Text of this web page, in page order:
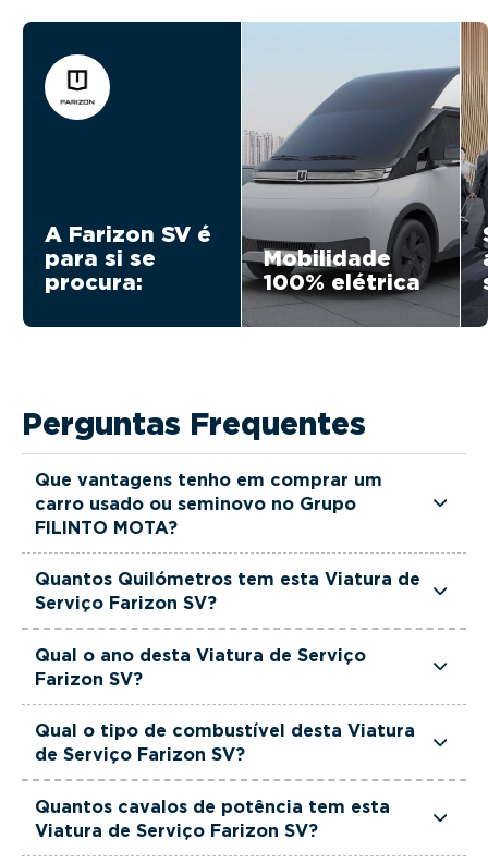
A Farizon SV é
para si se
procura:
Mobilidade
100% elétrica
Perguntas Frequentes
Que vantagens tenho em comprar um
carro usado ou seminovo no Grupo
FILINTO MOTA?
FILINTO MOTA são rigorosamente selecionadas
quilómetros reais garantidos. Além disso, dispõe
de uma equipa de gestores comerciais dedicada,
pronta a ajudá-lo a encontrar a viatura que
melhor se adapta às suas necessidades e ao seu
orçamento.
Quantos Quilómetros tem esta Viatura de
Serviço Farizon SV?
actualmente 1 km.
Qual o ano desta Viatura de Serviço
Farizon SV?
Qual o tipo de combustível desta Viatura
de Serviço Farizon SV?
com uma motorização Elétrico.
Quantos cavalos de potência tem esta
Viatura de Serviço Farizon SV?